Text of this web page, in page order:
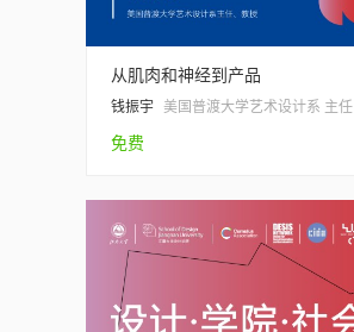
从肌肉和神经到产品
钱振宇 美国普渡大学艺术设计系 主任
免费